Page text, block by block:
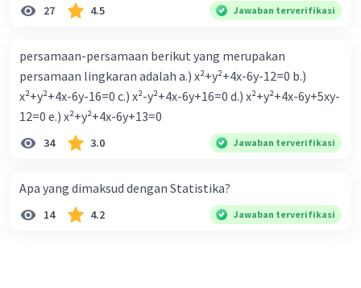
27 4.5 Jawaban terverifikasi
persamaan-persamaan berikut yang merupakan
persamaan lingkaran adalah a.) x²+y²+4x-6y-12=0 b.)
x²+y²+4x-6y-16=0 c.) x²-y²+4x-6y+16=0 d.) x²+y²+4x-6y+5xy-
12=0 e.) x²+y²+4x-6y+13=0
34 3.0 Jawaban terverifikasi
Apa yang dimaksud dengan Statistika?
14 4.2 Jawaban terverifikasi